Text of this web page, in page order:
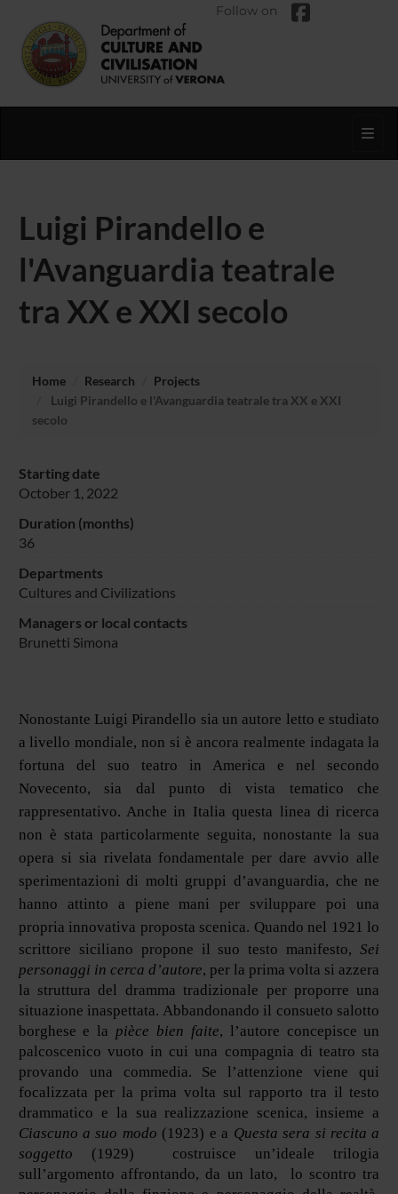
Follow on
Luigi Pirandello e
l'Avanguardia teatrale
tra XX e XXI secolo
Home Research
Projects
Luigi Pirandello e l'Avanguardia teatrale tra XX e XXI
secolo
Starting date
October 1, 2022
Duration (months)
36
Departments
Cultures and Civilizations
Managers or local contacts
Brunetti Simona
Nonostante Luigi Pirandello sia un autore letto e studiato
a livello mondiale, non si è ancora realmente indagata la
fortuna del suo teatro in America e nel secondo
Novecento, sia dal punto di vista tematico che
rappresentativo. Anche in Italia questa linea di ricerca
non è stata particolarmente seguita, nonostante la sua
opera si sia rivelata fondamentale per dare avvio alle
sperimentazioni di molti gruppi d’avanguardia, che ne
hanno attinto a piene mani per sviluppare poi una
propria innovativa proposta scenica. Quando nel 1921 lo
scrittore siciliano propone il suo testo manifesto,Sei
personaggi in cerca d’autore, per la prima volta si azzera
la struttura del dramma tradizionale per proporre una
situazione inaspettata. Abbandonando il consueto salotto
borghese e la pièce bien faite, l’autore concepisce un
palcoscenico vuoto in cui una compagnia di teatro sta
provando una commedia. Se l’attenzione viene qui
focalizzata per la prima volta sul rapporto tra il testo
drammatico e la sua realizzazione scenica, insieme a
Ciascuno a suo modo (1923) e a Questa sera si recita a
soggetto (1929) costruisce un’ideale trilogia
sull’argomento affrontando, da un lato, lo scontro tra